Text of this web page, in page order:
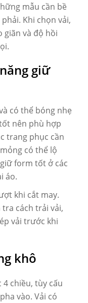
mẫu cần bề
Khi chọn vải,
giãn và độ hồi
giữ
có thể bóng nhẹ
nên phù hợp
trang phục cần
có thể lộ
form tốt ở các
áo.
khi cắt may.
cách trải vải,
vải trước khi
khô
chiều, tùy cấu
vào. Vải có